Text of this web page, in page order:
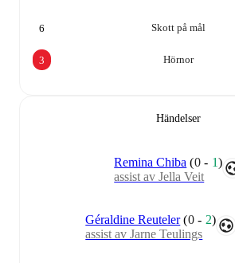
Skott på mål
6
Hörnor
3
Händelser
Remina Chiba (0- 1)
assist av Jella Veit
Géraldine Reuteler (0- 2)
assist av Jarne Teulings